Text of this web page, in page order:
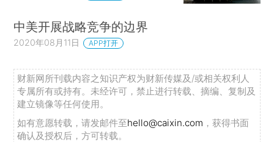
中美开展战略竞争的边界
2020年08月11日 APP打开
财新网所刊载内容之知识产权为财新传媒及/或相关权利人
专属所有或持有。未经许可，禁止进行转载、摘编、复制及
建立镜像等任何使用。
如有意愿转载，请发邮件至hello@caixin.com ，获得书面
确认及授权后，方可转载。